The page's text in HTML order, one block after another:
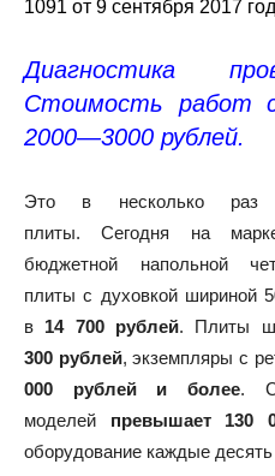
1091 от 9 сентября 2017
Диагностика
Стоимость работ
2000—3000 рублей.
Это в несколько раз
плиты. Сегодня на
бюджетной напольной
плиты с духовкой шириной
в 14 700 рублей. Плиты
300 рублей, экземпляры с
000 рублей и более.
моделей превышает 130
оборудование каждые десять